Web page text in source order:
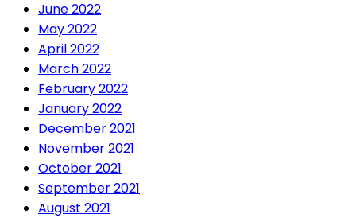
June 2022
May 2022
April 2022
March 2022
February 2022
January 2022
December 2021
November 2021
October 2021
September 2021
August 2021